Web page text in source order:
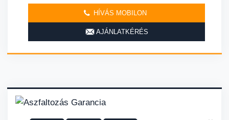
HÍVÁS MOBILON
AJÁNLATKÉRÉS